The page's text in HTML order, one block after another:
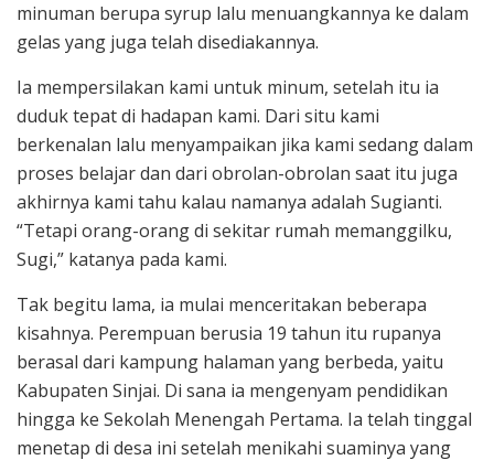
minuman berupa syrup lalu menuangkannya ke dalam
gelas yang juga telah disediakannya.
Ia mempersilakan kami untuk minum, setelah itu ia
duduk tepat di hadapan kami. Dari situ kami
berkenalan lalu menyampaikan jika kami sedang dalam
proses belajar dan dari obrolan-obrolan saat itu juga
akhirnya kami tahu kalau namanya adalah Sugianti.
“Tetapi orang-orang di sekitar rumah memanggilku,
Sugi,” katanya pada kami.
Tak begitu lama, ia mulai menceritakan beberapa
kisahnya. Perempuan berusia 19 tahun itu rupanya
berasal dari kampung halaman yang berbeda, yaitu
Kabupaten Sinjai. Di sana ia mengenyam pendidikan
hingga ke Sekolah Menengah Pertama. Ia telah tinggal
menetap di desa ini setelah menikahi suaminya yang